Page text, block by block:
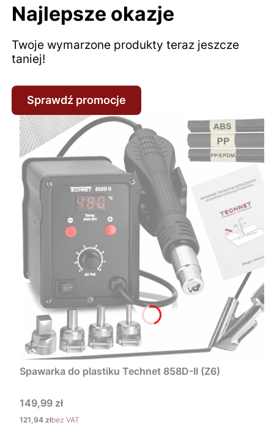
Najlepsze okazje
Twoje wymarzone produkty teraz jeszcze
taniej!
Sprawdź promocje
Spawarka do plastiku Technet 858D-II (Z6)
Cena
149,99 zł
Cena
121,94 złbez VAT